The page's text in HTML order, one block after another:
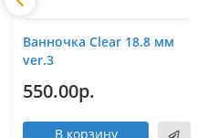
Ванночка Clear 18.8 мм
ver.3
550.00р.
В корзину